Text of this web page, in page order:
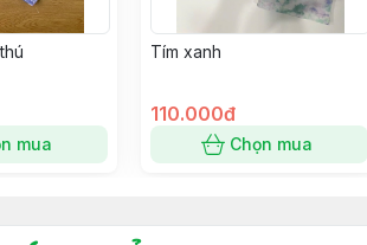
mua
Tím xanh
110.000đ
Chọn mua